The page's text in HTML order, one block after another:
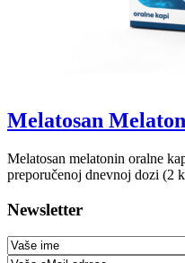
Melatosan
Melatosan melatonin oralne
preporučenoj dnevnoj dozi (2
Newsletter